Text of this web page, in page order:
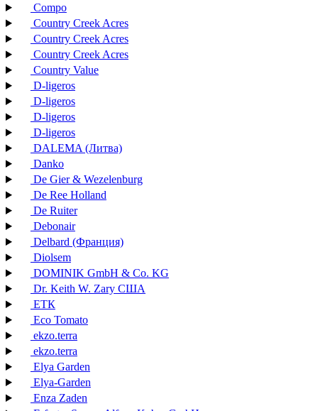
Compo
Country Creek Acres
Country Creek Acres
Country Creek Acres
Country Value
D-ligeros
D-ligeros
D-ligeros
D-ligeros
DALEMA (Литва)
Danko
De Gier & Wezelenburg
De Ree Holland
De Ruiter
Debonair
Delbard (Франция)
Diolsem
DOMINIK GmbH & Co. KG
Dr. Keith W. Zary США
EТК
Eco Tomato
ekzo.terra
ekzo.terra
Elya Garden
Elya-Garden
Enza Zaden